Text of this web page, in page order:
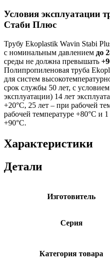
Условия эксплуатации
Стаби Плюс
Трубу Ekoplastik Wavin Stabi
с номинальным давлением до
среды не должна превышать
Полипропиленовая труба
для систем
срок службы 50 лет, с
эксплуатации) 14 лет
+20°С, 25 лет – при рабочей
рабочей температуре +80°С и
+90°С.
Характеристики
Детали
Изготовитель
Серия
Категория товара